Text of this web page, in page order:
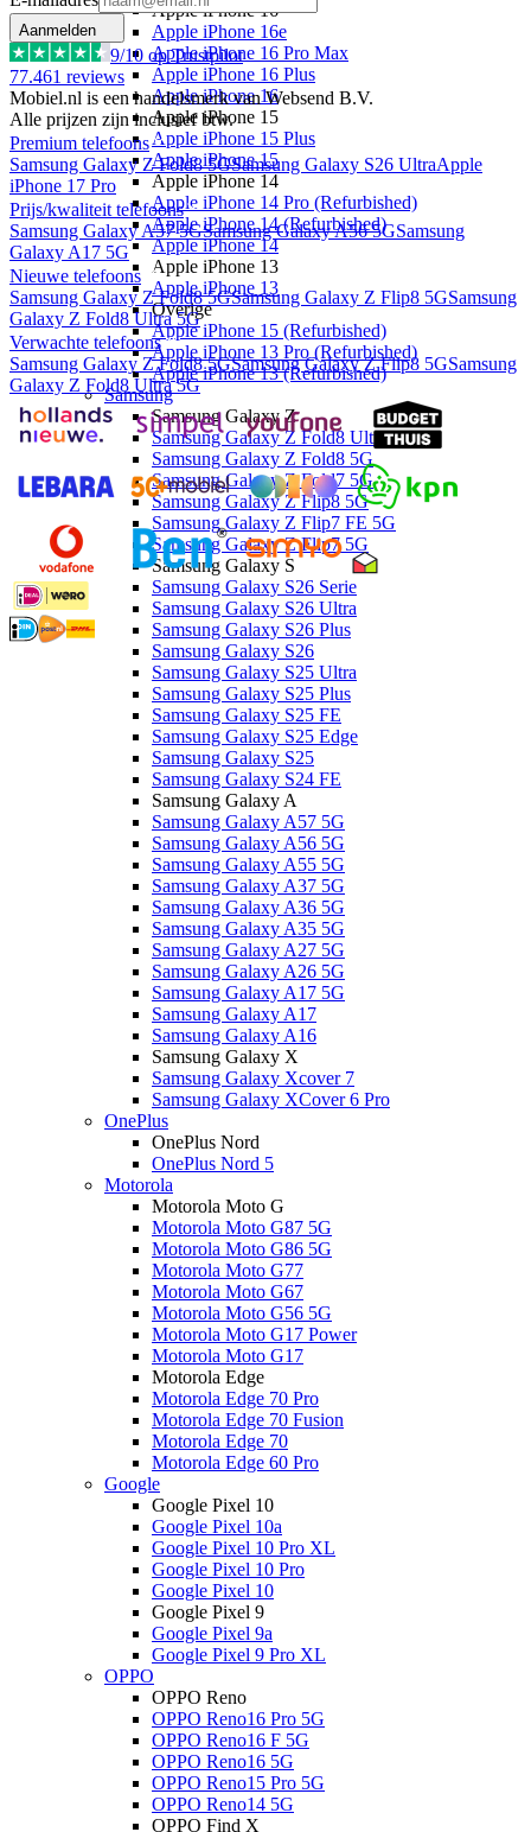
Apple iPhone 16
Apple iPhone 16e
Apple iPhone 16 Pro Max
Apple iPhone 16 Plus
Apple iPhone 16
Apple iPhone 15
Apple iPhone 15 Plus
Apple iPhone 15
Apple iPhone 14
Apple iPhone 14 Pro (Refurbished)
Apple iPhone 14 (Refurbished)
Apple iPhone 14
Apple iPhone 13
Apple iPhone 13
Overige
Apple iPhone 15 (Refurbished)
Apple iPhone 13 Pro (Refurbished)
Apple iPhone 13 (Refurbished)
Samsung
Samsung Galaxy Z
Samsung Galaxy Z Fold8 Ultra 5G
Samsung Galaxy Z Fold8 5G
Samsung Galaxy Z Fold7 5G
Samsung Galaxy Z Flip8 5G
Samsung Galaxy Z Flip7 FE 5G
Samsung Galaxy Z Flip7 5G
Samsung Galaxy S
Samsung Galaxy S26 Serie
Samsung Galaxy S26 Ultra
Samsung Galaxy S26 Plus
Samsung Galaxy S26
Samsung Galaxy S25 Ultra
Samsung Galaxy S25 Plus
Samsung Galaxy S25 FE
Samsung Galaxy S25 Edge
Samsung Galaxy S25
Samsung Galaxy S24 FE
Samsung Galaxy A
Samsung Galaxy A57 5G
Samsung Galaxy A56 5G
Samsung Galaxy A55 5G
Samsung Galaxy A37 5G
Samsung Galaxy A36 5G
Samsung Galaxy A35 5G
Samsung Galaxy A27 5G
Samsung Galaxy A26 5G
Samsung Galaxy A17 5G
Samsung Galaxy A17
Samsung Galaxy A16
Samsung Galaxy X
Samsung Galaxy Xcover 7
Samsung Galaxy XCover 6 Pro
OnePlus
OnePlus Nord
OnePlus Nord 5
Motorola
Motorola Moto G
Motorola Moto G87 5G
Motorola Moto G86 5G
Motorola Moto G77
Motorola Moto G67
Motorola Moto G56 5G
Motorola Moto G17 Power
Motorola Moto G17
Motorola Edge
Motorola Edge 70 Pro
Motorola Edge 70 Fusion
Motorola Edge 70
Motorola Edge 60 Pro
Google
Google Pixel 10
Google Pixel 10a
Google Pixel 10 Pro XL
Google Pixel 10 Pro
Google Pixel 10
Google Pixel 9
Google Pixel 9a
Google Pixel 9 Pro XL
OPPO
OPPO Reno
OPPO Reno16 Pro 5G
OPPO Reno16 F 5G
OPPO Reno16 5G
OPPO Reno15 Pro 5G
OPPO Reno14 5G
OPPO Find X
Aanmelden
9/10 op Trustpilot
77.461 reviews
Mobiel.nl is een handelsmerk van Websend B.V.
Alle prijzen zijn inclusief btw.
Premium telefoons
Samsung Galaxy Z Fold8 5GSamsung Galaxy S26 UltraApple
iPhone 17 Pro
Prijs/kwaliteit telefoons
Samsung Galaxy A57 5GSamsung Galaxy A56 5GSamsung
Galaxy A17 5G
Nieuwe telefoons
Samsung Galaxy Z Fold8 5GSamsung Galaxy Z Flip8 5GSamsung
Galaxy Z Fold8 Ultra 5G
Verwachte telefoons
Samsung Galaxy Z Fold8 5GSamsung Galaxy Z Flip8 5GSamsung
Galaxy Z Fold8 Ultra 5G